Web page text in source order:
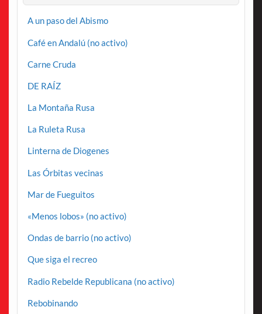
A un paso del Abismo
Café en Andalú (no activo)
Carne Cruda
DE RAÍZ
La Montaña Rusa
La Ruleta Rusa
Linterna de Diogenes
Las Órbitas vecinas
Mar de Fueguitos
«Menos lobos» (no activo)
Ondas de barrio (no activo)
Que siga el recreo
Radio Rebelde Republicana (no activo)
Rebobinando